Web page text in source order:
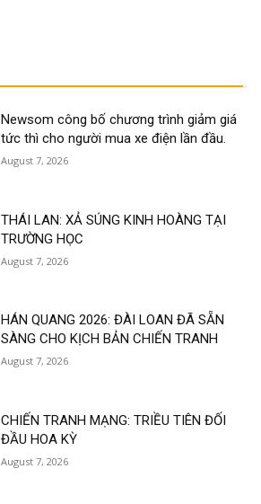
Newsom công bố chương trình giảm giá
tức thì cho người mua xe điện lần đầu.
August 7, 2026
THÁI LAN: XẢ SÚNG KINH HOÀNG TẠI
TRƯỜNG HỌC
August 7, 2026
HÁN QUANG 2026: ĐÀI LOAN ĐÃ SẴN
SÀNG CHO KỊCH BẢN CHIẾN TRANH
August 7, 2026
CHIẾN TRANH MẠNG: TRIỀU TIÊN ĐỐI
ĐẦU HOA KỲ
August 7, 2026